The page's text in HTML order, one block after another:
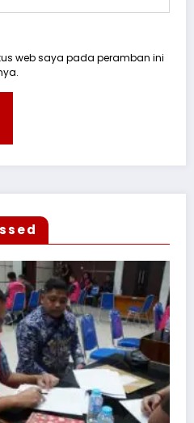
web saya pada peramban ini